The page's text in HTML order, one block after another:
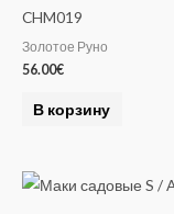
CHM019
Золотое Руно
56.00€
В корзину